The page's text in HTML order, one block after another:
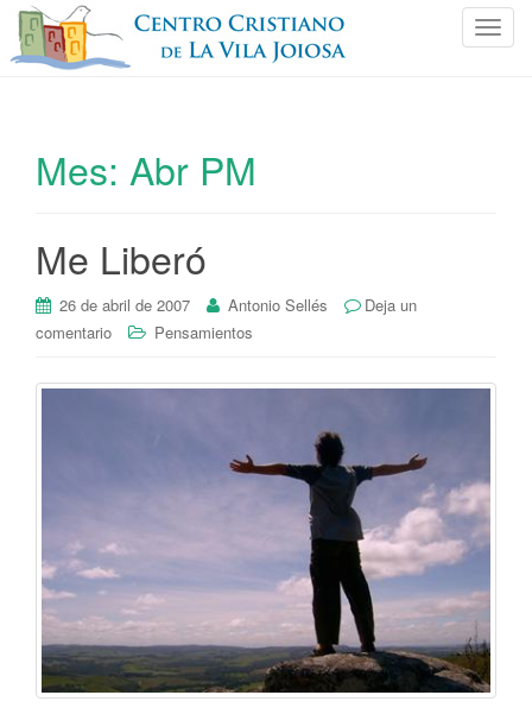
C
c
Mes: Abr PM
Me Liberó
26 de abril de 2007 Antonio Sellés
Deja un
comentario
Pensamientos